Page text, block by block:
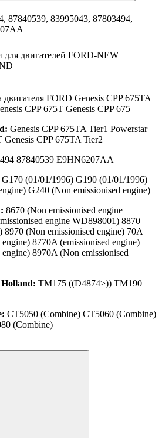
87840539, 83995043, 87803494,
для двигателей FORD-NEW
FORD Genesis CPP 675TA
CPP 675T Genesis CPP 675
Genesis CPP 675TA Tier1 Powerstar
Genesis CPP 675TA Tier2
87840539 E9HN6207AA
G170 (01/01/1996) G190 (01/01/1996)
G240 (Non emissionised engine)
8670 (Non emissionised engine
engine WD898001) 8870
8970 (Non emissionised engine) 70A
8770A (emissionised engine)
8970A (Non emissionised
TM175 ((D4874>)) TM190
CT5050 (Combine) CT5060 (Combine)
(Combine)